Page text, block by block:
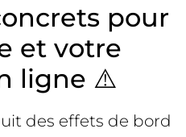
pour
et votre
ligne ⚠️
des effets de bord